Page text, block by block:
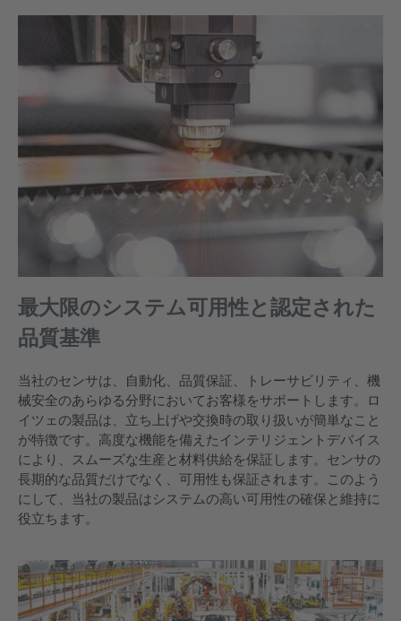
最大限のシステム可用性と認定された
品質基準
当社のセンサは、自動化、品質保証、トレーサビリティ、機
械安全のあらゆる分野においてお客様をサポ​​ートします。ロ
イツェの製品は、立ち上げや交換時の取り扱いが簡単なこと
が特徴です。高度な機能を備えたインテリジェントデバイス
により、スムーズな生産と材料供給を保証します。センサの
長期的な品質だけでなく、可用性も保証されます。このよう
にして、当社の製品はシステムの高い可用性の確保と維持に
役立ちます。